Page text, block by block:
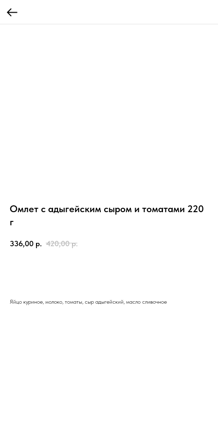
Омлет с адыгейским сыром и томатами 220
г
336,00 р. 420,00 р.
Яйцо куриное, молоко, томаты, сыр адыгейский, масло сливочное